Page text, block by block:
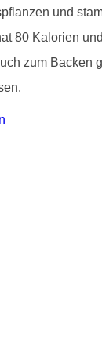
und
80 Kalorien
zum Backen